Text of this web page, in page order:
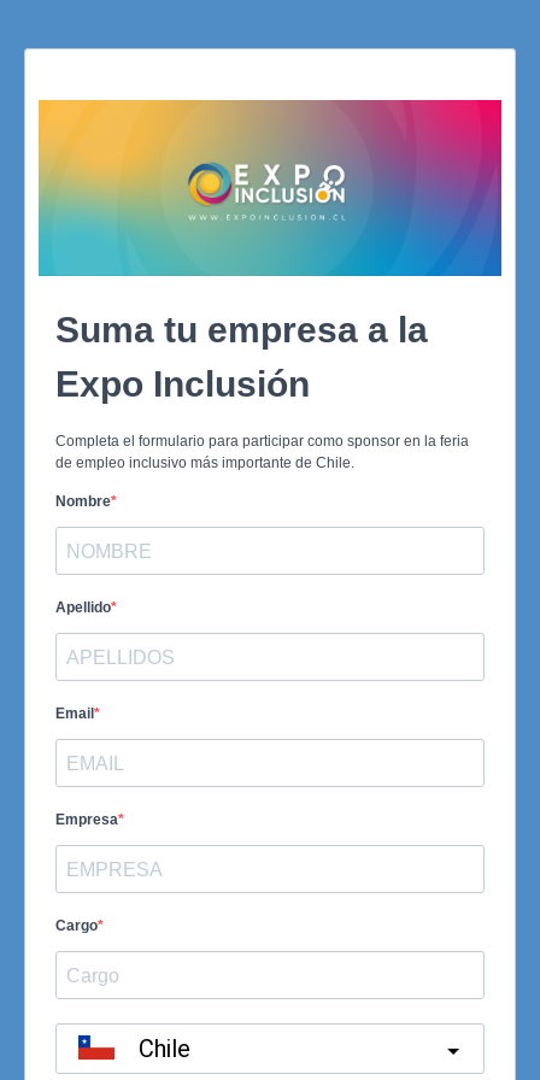
Suma tu empresa a la
Expo Inclusión
Completa el formulario para participar como sponsor en la feria
de empleo inclusivo más importante de Chile.
Nombre
Apellido
Email
Empresa
Cargo
Chile